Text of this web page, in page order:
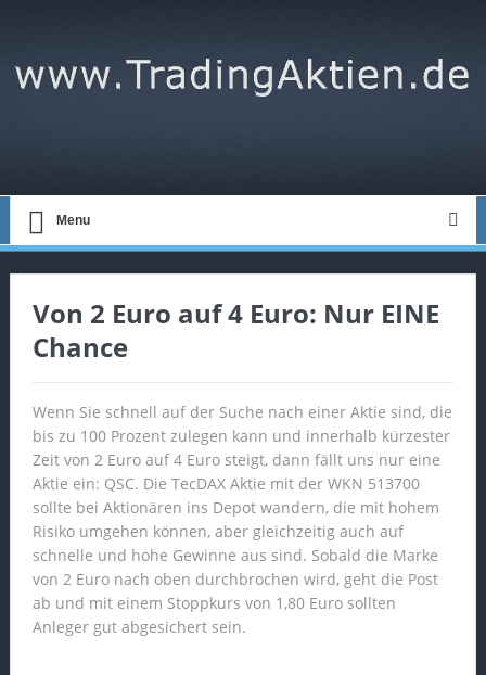
Menu
Von 2 Euro auf 4 Euro: Nur EINE
Chance
Wenn Sie schnell auf der Suche nach einer Aktie sind, die
bis zu 100 Prozent zulegen kann und innerhalb kürzester
Zeit von 2 Euro auf 4 Euro steigt, dann fällt uns nur eine
Aktie ein: QSC. Die TecDAX Aktie mit der WKN 513700
sollte bei Aktionären ins Depot wandern, die mit hohem
Risiko umgehen können, aber gleichzeitig auch auf
schnelle und hohe Gewinne aus sind. Sobald die Marke
von 2 Euro nach oben durchbrochen wird, geht die Post
ab und mit einem Stoppkurs von 1,80 Euro sollten
Anleger gut abgesichert sein.